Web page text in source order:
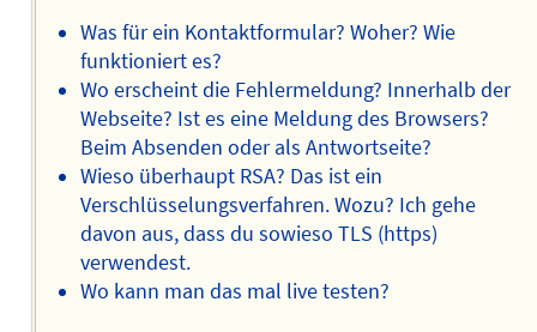
Was für ein Kontaktformular? Woher? Wie
funktioniert es?
Wo erscheint die Fehlermeldung? Innerhalb der
Webseite? Ist es eine Meldung des Browsers?
Beim Absenden oder als Antwortseite?
Wieso überhaupt RSA? Das ist ein
Verschlüsselungsverfahren. Wozu? Ich gehe
davon aus, dass du sowieso TLS (https)
verwendest.
Wo kann man das mal live testen?